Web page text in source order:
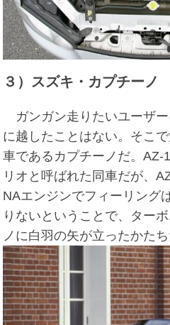
３）スズキ・カプチーノ
ガンガン走りたいユーザ
に越したことはない。そこ
車であるカプチーノだ。AZ-
リオと呼ばれた同車だが、
NAエンジンでフィーリング
りないということで、ター
ノに白羽の矢が立ったかたち